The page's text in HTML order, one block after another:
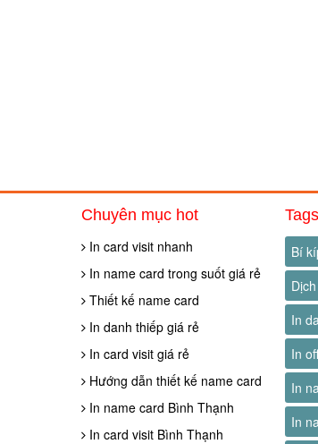
Chuyên mục hot
In card visit nhanh
In name card trong suốt giá rẻ
Thiết kế name card
In danh thiếp giá rẻ
In card visit giá rẻ
Hướng dẫn thiết kế name card
In name card Bình Thạnh
In card visit Bình Thạnh
Tags
Bí
In
In
In
In